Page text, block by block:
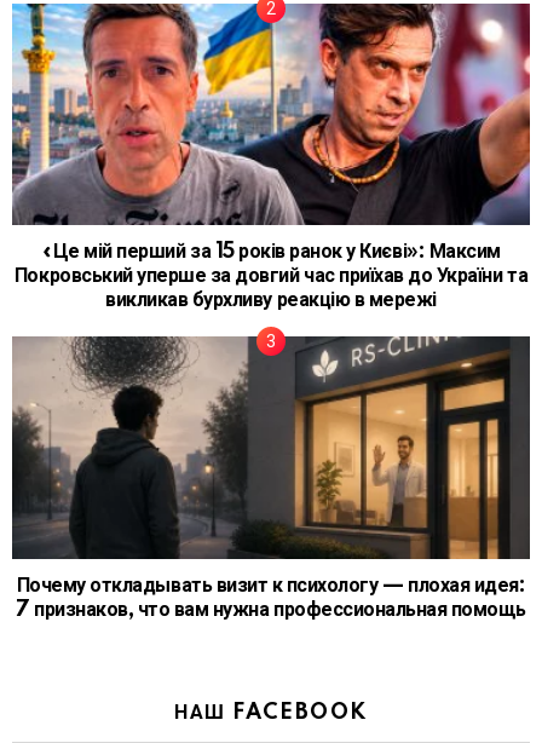
«Це мій перший за 15 років ранок у Києві»: Максим
Покровський уперше за довгий час приїхав до України та
викликав бурхливу реакцію в мережі
Почему откладывать визит к психологу — плохая идея:
7 признаков, что вам нужна профессиональная помощь
НАШ FACEBOOK